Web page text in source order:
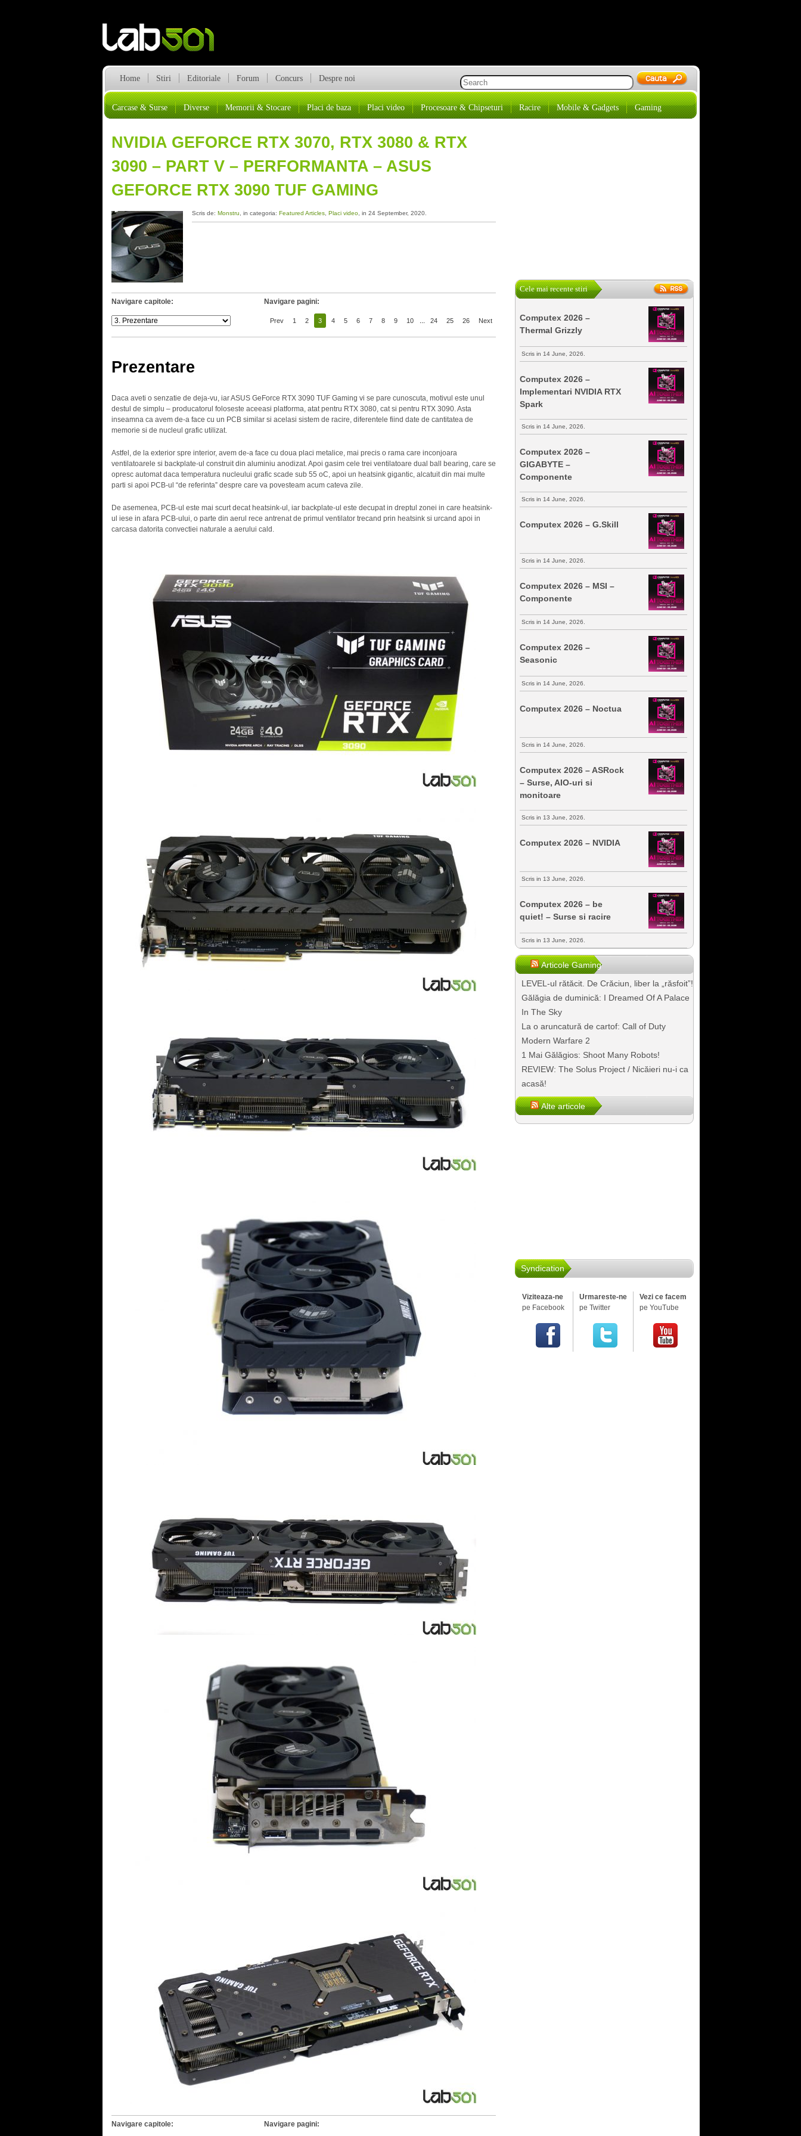
Home Stiri Editoriale Forum Concurs Despre noi
Carcase & Surse Diverse Memorii & Stocare Placi de baza Placi video Procesoare & Chipseturi Racire Mobile & Gadgets Gaming
NVIDIA GEFORCE RTX 3070, RTX 3080 & RTX
3090 – PART V – PERFORMANTA – ASUS
GEFORCE RTX 3090 TUF GAMING
Scris de: Monstru , in categoria: Featured Articles, Placi video, in 24 September, 2020.
Navigare capitole: Navigare pagini:
Prev 1 2 3 4 5 6 7 8 9 10 24 25 26 Next
Prezentare
Daca aveti o senzatie de deja-vu, iar ASUS GeForce RTX 3090 TUF Gaming vi se pare cunoscuta, motivul este unul
destul de simplu – producatorul foloseste aceeasi platforma, atat pentru RTX 3080, cat si pentru RTX 3090. Asta
inseamna ca avem de-a face cu un PCB similar si acelasi sistem de racire, diferentele fiind date de cantitatea de
memorie si de nucleul grafic utilizat.
Astfel, de la exterior spre interior, avem de-a face cu doua placi metalice, mai precis o rama care inconjoara
ventilatoarele si backplate-ul construit din aluminiu anodizat. Apoi gasim cele trei ventilatoare dual ball bearing, care se
opresc automat daca temperatura nucleului grafic scade sub 55 oC, apoi un heatsink gigantic, alcatuit din mai multe
parti si apoi PCB-ul “de referinta” despre care va povesteam acum cateva zile.
De asemenea, PCB-ul este mai scurt decat heatsink-ul, iar backplate-ul este decupat in dreptul zonei in care heatsink-
ul iese in afara PCB-ului, o parte din aerul rece antrenat de primul ventilator trecand prin heatsink si urcand apoi in
carcasa datorita convectiei naturale a aerului cald.
Navigare capitole: Navigare pagini:
Cele mai recente stiri
Computex 2026 –
Thermal Grizzly
Scris in 14 June, 2026.
Computex 2026 –
Implementari NVIDIA RTX
Spark
Scris in 14 June, 2026.
Computex 2026 –
GIGABYTE –
Componente
Scris in 14 June, 2026.
Computex 2026 – G.Skill
Scris in 14 June, 2026.
Computex 2026 – MSI –
Componente
Scris in 14 June, 2026.
Computex 2026 –
Seasonic
Scris in 14 June, 2026.
Computex 2026 – Noctua
Scris in 14 June, 2026.
Computex 2026 – ASRock
– Surse, AIO-uri si
monitoare
Scris in 13 June, 2026.
Computex 2026 – NVIDIA
Scris in 13 June, 2026.
Computex 2026 – be
quiet! – Surse si racire
Scris in 13 June, 2026.
Articole Gaming
LEVEL-ul rătăcit. De Crăciun, liber la „răsfoit”!
Gălăgia de duminică: I Dreamed Of A Palace
In The Sky
La o aruncatură de cartof: Call of Duty
Modern Warfare 2
1 Mai Gălăgios: Shoot Many Robots!
REVIEW: The Solus Project / Nicăieri nu-i ca
acasă!
Alte articole
Syndication
Viziteaza-ne
pe Facebook
Urmareste-ne
pe Twitter
Vezi ce facem
pe YouTube